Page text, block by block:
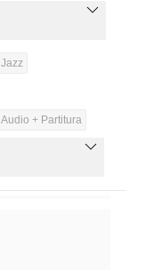
Jazz
Audio + Partitura